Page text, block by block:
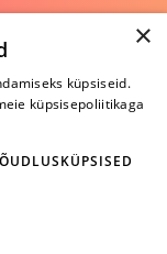
×
küpsiseid.
küpsisepoliitikaga